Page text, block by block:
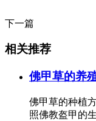
下一篇
相关推荐
佛甲草的养
佛甲草的种植
照佛教盔甲的